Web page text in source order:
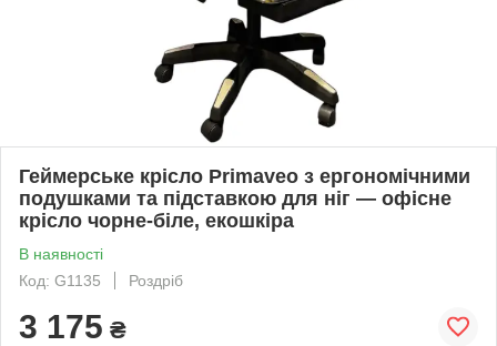
Геймерське крісло Primaveo з ергономічними
подушками та підставкою для ніг — офісне
крісло чорне-біле, екошкіра
В наявності
Код: G1135
Роздріб
3 175 ₴